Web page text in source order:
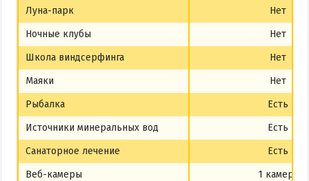
Луна-парк
Нет
Ночные клубы
Нет
Школа виндсерфинга
Нет
Маяки
Нет
Рыбалка
Есть
Источники минеральных вод
Есть
Санаторное лечение
Есть
Веб-камеры
1 камера